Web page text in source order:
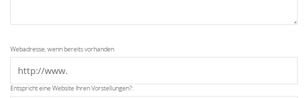
Webadresse, wenn bereits vorhanden
Entspricht eine Website Ihren Vorstellungen?: